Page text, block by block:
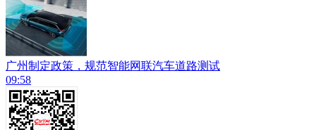
广州制定政策，规范智能网联汽车道路测试
09:58